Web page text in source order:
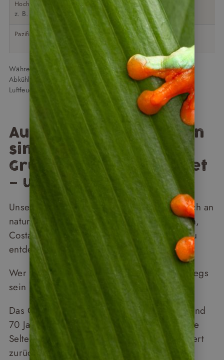
Hochlagen
z. B. Monteverde
meist 20–25
°C
geringer
Pazifikküste
warm bis
heiß
je nach Jahreszeit
unterschiedlich
Während der Regenzeit sorgen kurze Schauer oft für etwas
Abkühlung – gleichzeitig steigt in manchen Regionen die
Luftfeuchtigkeit.
Auf einen Blick: Für wen
sind die Napur Tours
Gruppenreisen geeignet
– und für wen nicht?
Unsere geführten Gruppenreisen richten sich an
naturinteressierte Menschen, die Lust haben,
Costa Rica in einem gemächlichen Tempo zu
entdecken.
Wer zwei Stunden entspannt zu Fuß unterwegs
sein kann, ist körperlich gut aufgestellt.
Das Gästeprofil liegt im Kern zwischen 55 und
70 Jahren – Gäste bis in die 80er sind keine
Seltenheit und kommen regelmäßig begeistert
zurück.